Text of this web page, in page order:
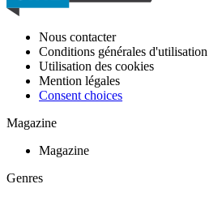
Nous contacter
Conditions générales d'utilisation
Utilisation des cookies
Mention légales
Consent choices
Magazine
Magazine
Genres